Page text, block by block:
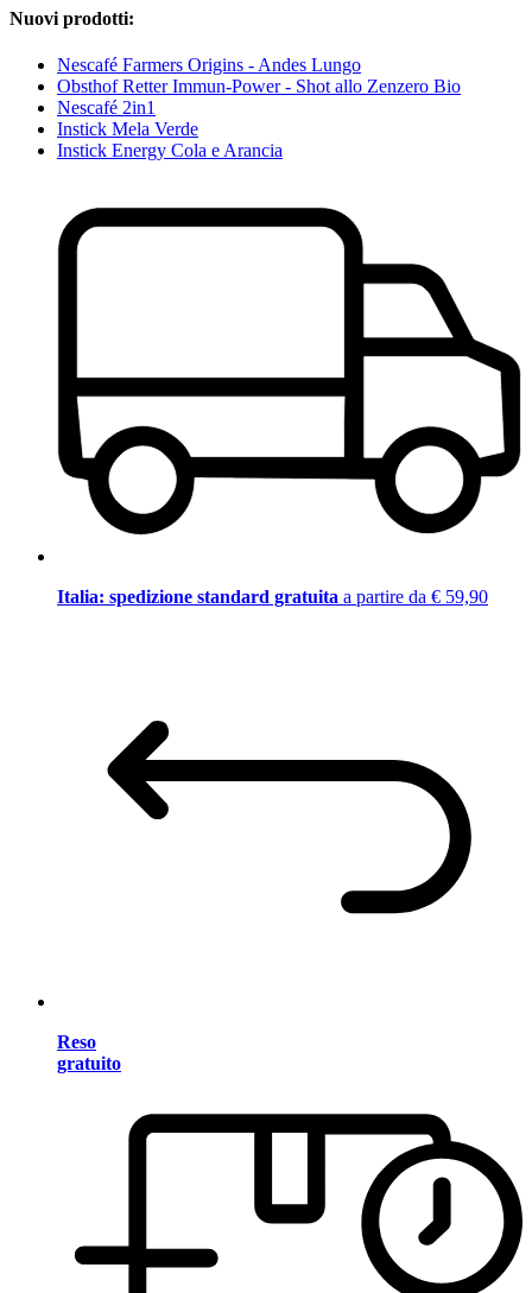
Nuovi prodotti:
Nescafé Farmers Origins - Andes Lungo
Obsthof Retter Immun-Power - Shot allo Zenzero Bio
Nescafé 2in1
Instick Mela Verde
Instick Energy Cola e Arancia
Italia: spedizione standard gratuita a partire da € 59,90
Reso
gratuito